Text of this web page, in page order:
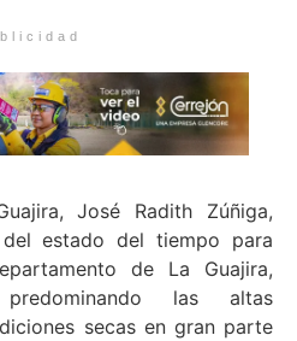
José Radith Zúñiga,
estado del tiempo para
de La Guajira,
las altas
secas en gran parte